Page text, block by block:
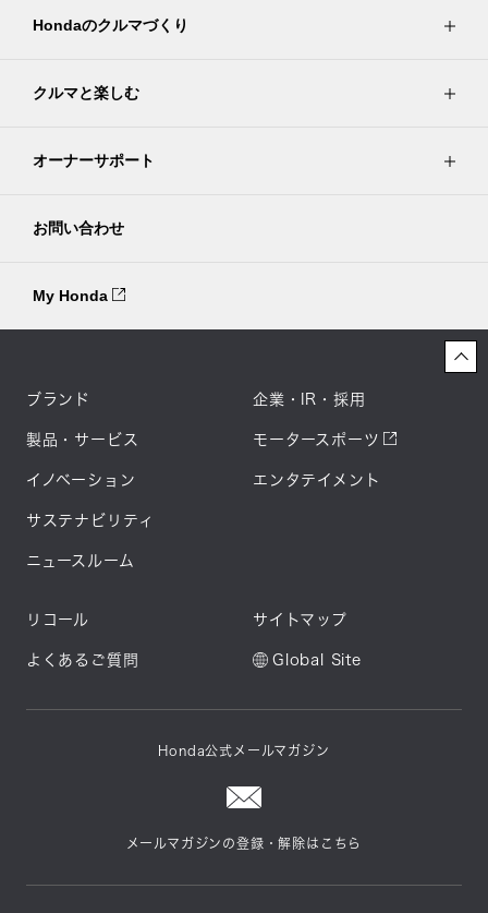
Hondaのクルマづくり
クルマと楽しむ
オーナーサポート
お問い合わせ
My Honda
ブランド
製品・サービス
イノベーション
サステナビリティ
ニュースルーム
企業・IR・採用
モータースポーツ
エンタテイメント
リコール
よくあるご質問
サイトマップ
Global Site
Honda公式メールマガジン
メールマガジンの登録・解除はこちら